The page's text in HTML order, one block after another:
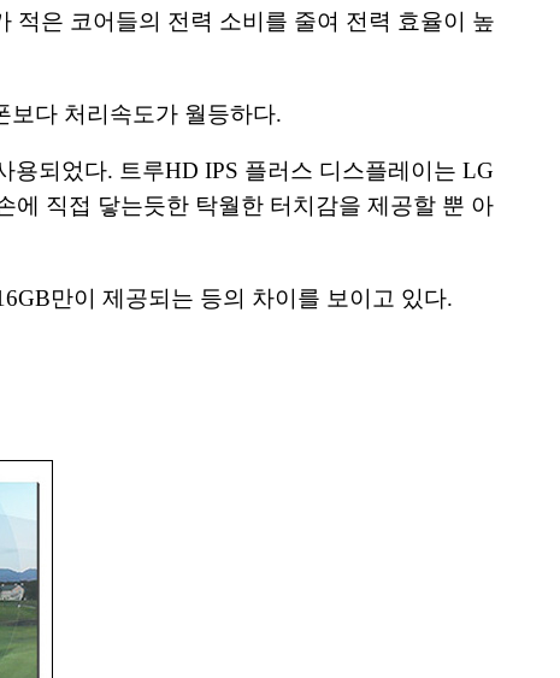
적은 코어들의 전력 소비를 줄여 전력 효율이 높
보다 처리속도가 월등하다.
용되었다. 트루HD IPS 플러스 디스플레이는 LG
에 직접 닿는듯한 탁월한 터치감을 제공할 뿐 아
만이 제공되는 등의 차이를 보이고 있다.